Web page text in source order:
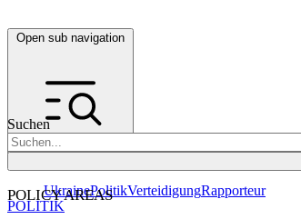
Open sub navigation
Suchen
POLICY AREAS
UkrainePolitikVerteidigungRapporteur
POLITIK